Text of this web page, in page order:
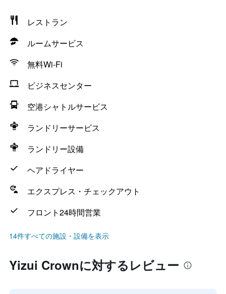
レストラン
ルームサービス
無料Wi-Fi
ビジネスセンター
空港シャトルサービス
ランドリーサービス
ランドリー設備
ヘアドライヤー
エクスプレス・チェックアウト
フロント24時間営業
14件すべての施設・設備を表示
Yizui Crownに対するレビュー